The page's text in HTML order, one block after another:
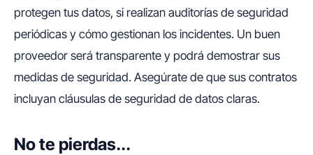
protegen tus datos, si realizan auditorías de seguridad
periódicas y cómo gestionan los incidentes. Un buen
proveedor será transparente y podrá demostrar sus
medidas de seguridad. Asegúrate de que sus contratos
incluyan cláusulas de seguridad de datos claras.
No te pierdas...